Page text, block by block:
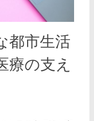
都市生活
療の支え